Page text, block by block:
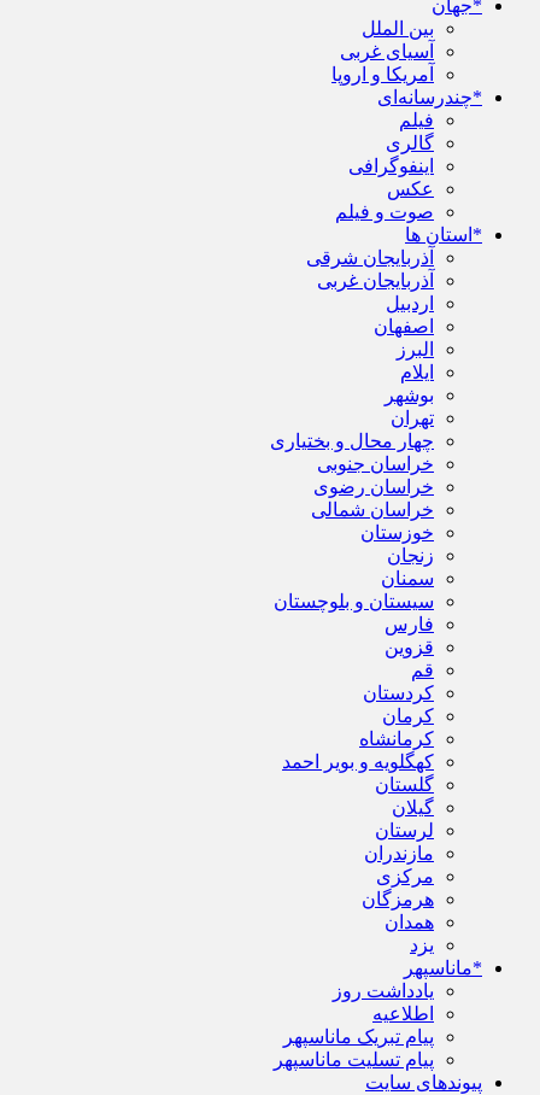
*جهان
بین الملل
آسیای غربی
آمریکا و اروپا
*چندرسانه‌ای
فیلم
گالری
اینفوگرافی
عکس
صوت و فیلم
*استان ها
آذربایجان شرقی
آذربایجان غربی
اردبیل
اصفهان
البرز
ایلام
بوشهر
تهران
چهار محال و بختیاری
خراسان جنوبی
خراسان رضوی
خراسان شمالی
خوزستان
زنجان
سمنان
سیستان و بلوچستان
فارس
قزوین
قم
کردستان
کرمان
کرمانشاه
کهگلویه و بویر احمد
گلستان
گیلان
لرستان
مازندران
مرکزی
هرمزگان
همدان
یزد
*ماناسپهر
یادداشت روز
اطلاعیه
پیام تبریک ماناسپهر
پیام تسلیت ماناسپهر
پیوندهای سایت